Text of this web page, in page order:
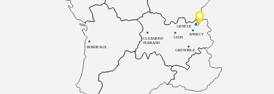
BORDEAUX
CLERMONT-
FERRAND
LYON
ANNECY
GRENOBLE
GENÈVE